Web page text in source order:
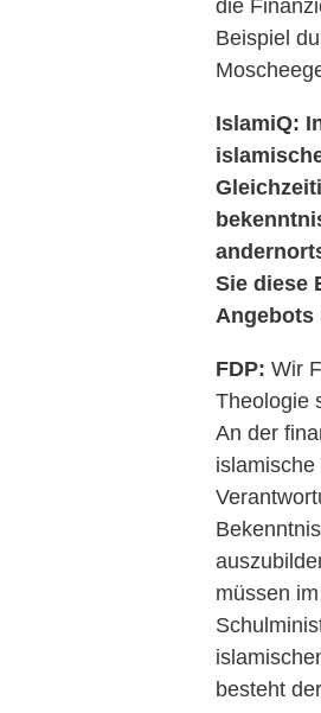
die
Beispiel
IslamiQ:
Sie diese
Angebots
FDP: Wir
Theologie
An der
müssen
besteht